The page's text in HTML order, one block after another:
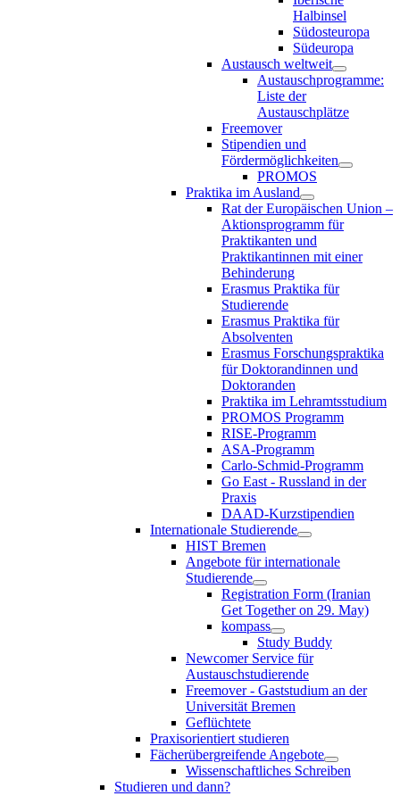
Halbinsel
Südosteuropa
Südeuropa
Austausch weltweit
Austauschprogramme:
Liste der
Austauschplätze
Freemover
Stipendien und
Fördermöglichkeiten
PROMOS
Praktika im Ausland
Rat der Europäischen Union –
Aktionsprogramm für
Praktikanten und
Praktikantinnen mit einer
Behinderung
Erasmus Praktika für
Studierende
Erasmus Praktika für
Absolventen
Erasmus Forschungspraktika
für Doktorandinnen und
Doktoranden
Praktika im Lehramtsstudium
PROMOS Programm
RISE-Programm
ASA-Programm
Carlo-Schmid-Programm
Go East - Russland in der
Praxis
DAAD-Kurzstipendien
Internationale Studierende
HIST Bremen
Angebote für internationale
Studierende
Registration Form (Iranian
Get Together on 29. May)
kompass
Study Buddy
Newcomer Service für
Austauschstudierende
Freemover - Gaststudium an der
Universität Bremen
Geflüchtete
Praxisorientiert studieren
Fächerübergreifende Angebote
Wissenschaftliches Schreiben
Studieren und dann?